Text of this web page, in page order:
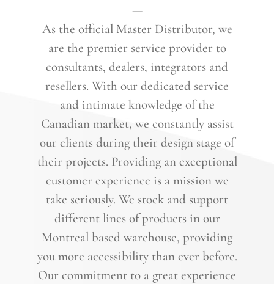
—
As the official Master Distributor, we
are the premier service provider to
consultants, dealers, integrators and
resellers. With our dedicated service
and intimate knowledge of the
Canadian market, we constantly assist
our clients during their design stage of
their projects. Providing an exceptional
customer experience is a mission we
take seriously. We stock and support
different lines of products in our
Montreal based warehouse, providing
you more accessibility than ever before.
Our commitment to a great experience